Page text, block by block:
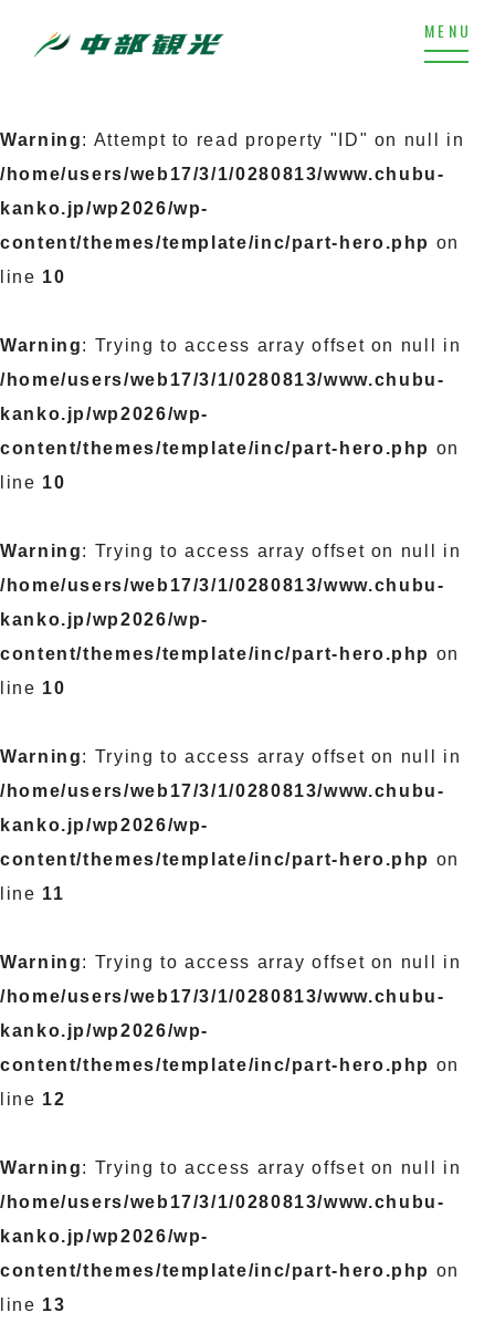
Warning: Attempt to read property "ID" on null in
/home/users/web17/3/1/0280813/www.chubu-
kanko.jp/wp2026/wp-
content/themes/template/inc/part-hero.php on
line 10
Warning: Trying to access array offset on null in
/home/users/web17/3/1/0280813/www.chubu-
kanko.jp/wp2026/wp-
content/themes/template/inc/part-hero.php on
line 10
Warning: Trying to access array offset on null in
/home/users/web17/3/1/0280813/www.chubu-
kanko.jp/wp2026/wp-
content/themes/template/inc/part-hero.php on
line 10
Warning: Trying to access array offset on null in
/home/users/web17/3/1/0280813/www.chubu-
kanko.jp/wp2026/wp-
content/themes/template/inc/part-hero.php on
line 11
Warning: Trying to access array offset on null in
/home/users/web17/3/1/0280813/www.chubu-
kanko.jp/wp2026/wp-
content/themes/template/inc/part-hero.php on
line 12
Warning: Trying to access array offset on null in
/home/users/web17/3/1/0280813/www.chubu-
kanko.jp/wp2026/wp-
content/themes/template/inc/part-hero.php on
line 13